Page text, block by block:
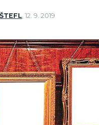
12. 9. 2019